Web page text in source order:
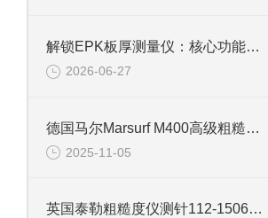
解锁EPK板厚测量仪：核心功能全解析，厚度把控一步到位
2026-06-27
德国马尔Marsurf M400高级粗糙度仪信息
2025-11-05
英国泰勒粗糙度仪测针112-1506信息